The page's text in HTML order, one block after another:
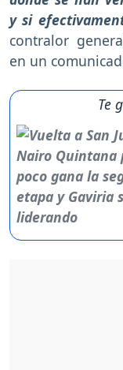
y si
contralor
en un
Te